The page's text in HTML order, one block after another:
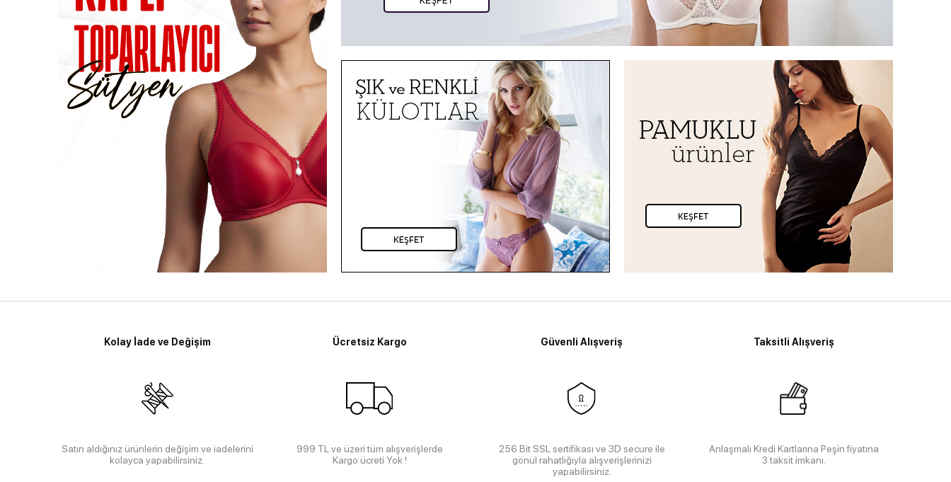
Kolay İade ve Değişim
Satın aldığınız ürünlerin değişim ve iadelerini
kolayca yapabilirsiniz.
Ücretsiz Kargo
999 TL ve üzeri tüm alışverişlerde
Kargo ücreti Yok !
Güvenli Alışveriş
256 Bit SSL sertifikası ve 3D secure ile
gönül rahatlığıyla alışverişlerinizi
yapabilirsiniz.
Taksitli Alışveriş
Anlaşmalı Kredi Kartlarına Peşin fiyatına
3 taksit imkanı.